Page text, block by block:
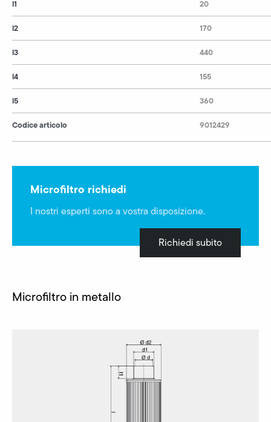
l1
l2
l3
l4
l5
Codice articolo
20
170
440
155
360
9012429
Microfiltro richiedi
I nostri esperti sono a vostra disposizione.
Richiedi subito
Microfiltro in metallo